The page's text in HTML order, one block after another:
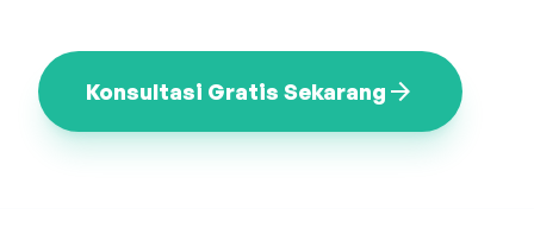
Konsultasi Gratis Sekarang arrow_forward